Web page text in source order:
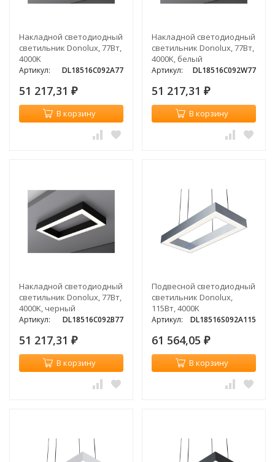
Накладной светодиодный
светильник Donolux, 77Вт,
4000K
Артикул: DL18516C092A77
51 217,31 ₽
В корзину
Накладной светодиодный
светильник Donolux, 77Вт,
4000K, белый
Артикул: DL18516C092W77
51 217,31 ₽
В корзину
Накладной светодиодный
светильник Donolux, 77Вт,
4000K, черный
Артикул: DL18516C092B77
51 217,31 ₽
В корзину
Подвесной светодиодный
светильник Donolux,
115Вт, 4000K
Артикул: DL18516S092A115
61 564,05 ₽
В корзину